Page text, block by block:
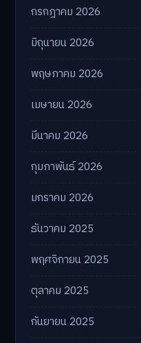
กรกฎาคม 2026
มิถุนายน 2026
พฤษภาคม 2026
เมษายน 2026
มีนาคม 2026
กุมภาพันธ์ 2026
มกราคม 2026
ธันวาคม 2025
พฤศจิกายน 2025
ตุลาคม 2025
กันยายน 2025